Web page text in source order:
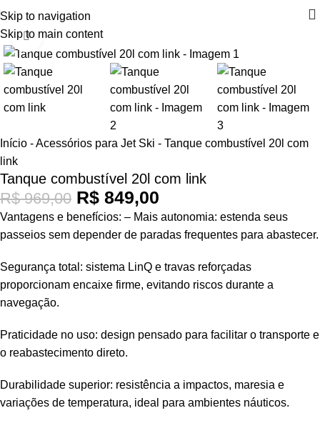
Skip to navigation
Skip to main content
-12%
Clique para ampliar
Início -Acessórios para Jet Ski - Tanque combustível 20l com
link
Tanque combustível 20l com link
R$969,00 R$ 849,00
Vantagens e benefícios: – Mais autonomia: estenda seus
passeios sem depender de paradas frequentes para abastecer.
Segurança total: sistema LinQ e travas reforçadas
proporcionam encaixe firme, evitando riscos durante a
navegação.
Praticidade no uso: design pensado para facilitar o transporte e
o reabastecimento direto.
Durabilidade superior: resistência a impactos, maresia e
variações de temperatura, ideal para ambientes náuticos.